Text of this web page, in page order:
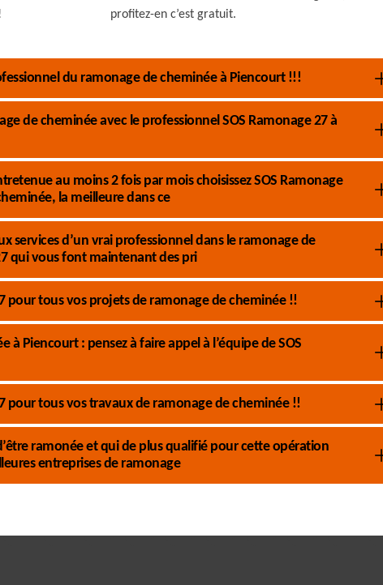
profitez-en c’est gratuit.
du ramonage de cheminée à Piencourt !!!
de cheminée avec le professionnel SOS Ramonage 27 à
au moins 2 fois par mois choisissez SOS Ramonage
la meilleure dans ce
services d’un vrai professionnel dans le ramonage de
qui vous font maintenant des pri
pour tous vos projets de ramonage de cheminée !!
à Piencourt : pensez à faire appel à l’équipe de SOS
pour tous vos travaux de ramonage de cheminée !!
ramonée et qui de plus qualifié pour cette opération
entreprises de ramonage